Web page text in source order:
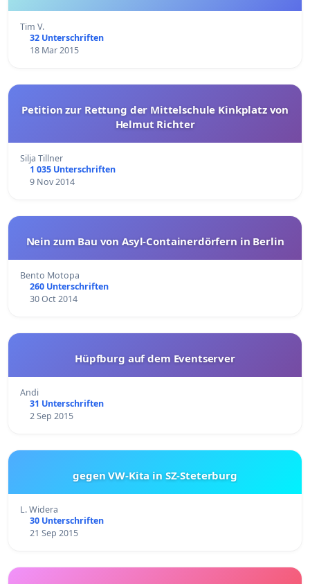
Tim V.
32 Unterschriften
18 Mar 2015
Petition zur Rettung der Mittelschule Kinkplatz von
Helmut Richter
Silja Tillner
1 035 Unterschriften
9 Nov 2014
Nein zum Bau von Asyl-Containerdörfern in Berlin
Bento Motopa
260 Unterschriften
30 Oct 2014
Hüpfburg auf dem Eventserver
Andi
31 Unterschriften
2 Sep 2015
gegen VW-Kita in SZ-Steterburg
L. Widera
30 Unterschriften
21 Sep 2015